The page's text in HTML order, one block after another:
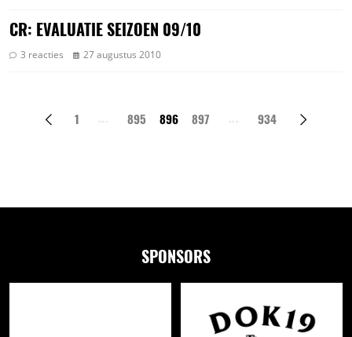
CR: EVALUATIE SEIZOEN 09/10
3 reacties 27 augustus 2010
1 895 896 897 934
SPONSORS